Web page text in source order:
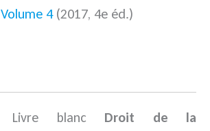
Volume 4(2017, 4e éd.)
Livre blanc Droit de la